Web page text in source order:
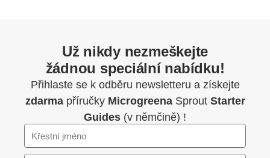
Už nikdy nezmeškejte
žádnou speciální nabídku!
Přihlaste se k odběru newsletteru a získejte
zdarmapříručky MicrogreenaSprout Starter
Guides (v němčině) !